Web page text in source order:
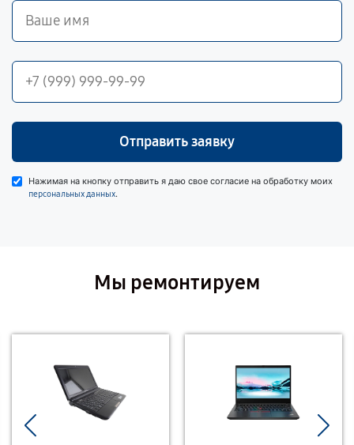
Отправить заявку
Нажимая на кнопку отправить я даю свое согласие на обработку моих
персональных данных.
Мы ремонтируем